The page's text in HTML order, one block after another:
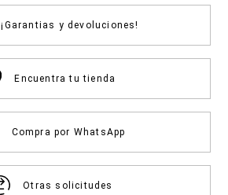
¡Garantias y devoluciones!
Encuentra tu tienda
Compra por WhatsApp
Otras solicitudes